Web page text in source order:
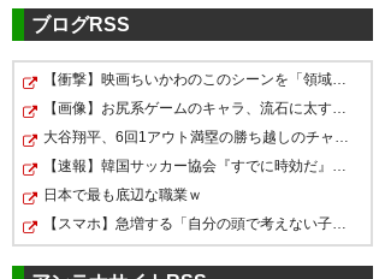
せ情報
https://t.co/vApW086jcH
— Estrella(エストレヤ)
(estestestrella)2019, 12月 27
三丸もきたぁぁぁぁぁぁ これで
三丸も笑 レイソルえぐくない😂
— ゆうき@Sanfre
(sanfre10281620)
2019, 12月
27
三丸夫婦は高橋夫婦居なくなっ
て寂しいだろうと思ってたら揃
って柏行ったわ
— カダル🌸🌸🌸🌸
(kenjyakadal)2019, 12月 27
ブログRSS
【衝撃】映画ちいかわのこのシーンを「領域展開」と呼ん…
【画像】お尻系ゲームのキャラ、流石に太すぎるｗｗｗｗ
大谷翔平、6回1アウト満塁の勝ち越しのチャンスで併殺打…
【速報】韓国サッカー協会『すでに時効だ』、外国人審判…
日本で最も底辺な職業ｗ
【スマホ】急増する「自分の頭で考えない子」。すぐ検索…